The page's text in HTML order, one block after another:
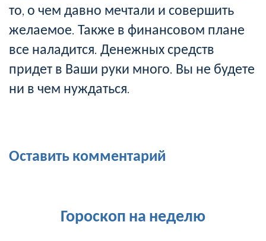
то, о чем давно мечтали и совершить
желаемое. Также в финансовом плане
все наладится. Денежных средств
придет в Ваши руки много. Вы не будете
ни в чем нуждаться.
Оставить комментарий
Гороскоп на неделю